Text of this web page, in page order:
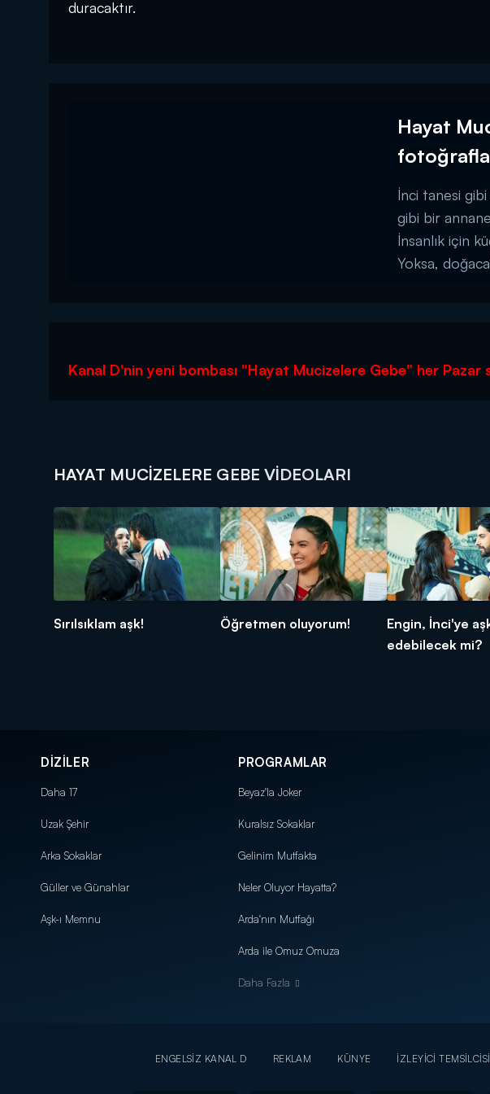
duracaktır.
Hayat
İnci tanesi
gibi bir annane.. Peki, mucize bunun
İnsanlık için
Yoksa,
Kanal D'nin yeni bombası "Hayat Mucizelere Gebe" her
HAYAT MUCIZELERE GEBE VIDEOLARI
Sırılsıklam aşk! Öğretmen oluyorum!
Engin, İnci'ye
edebilecek mi?
DİZİLER
Daha 17
Uzak Şehir
Arka Sokaklar
Güller ve Günahlar
Aşk-ı Memnu
PROGRAMLAR
Beyaz'la Joker
Kuralsız Sokaklar
Gelinim Mutfakta
Neler Oluyor Hayatta?
Arda'nın Mutfağı
Arda ile Omuz Omuza
Daha Fazla
ENGELSİZ KANAL D REKLAM KÜNYE İZLEYİCİ TEMSİLCİSİ